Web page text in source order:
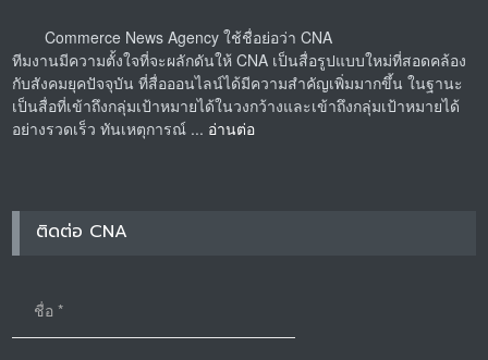
Commerce News Agency ใช้ชื่อย่อว่า CNA
ทีมงานมีความตั้งใจที่จะผลักดันให้ CNA เป็นสื่อรูปแบบใหม่ที่สอดคล้อง
กับสังคมยุคปัจจุบัน ที่สื่อออนไลน์ได้มีความสำคัญเพิ่มมากขึ้น ในฐานะ
เป็นสื่อที่เข้าถึงกลุ่มเป้าหมายได้ในวงกว้างและเข้าถึงกลุ่มเป้าหมายได้
อย่างรวดเร็ว ทันเหตุการณ์ ... อ่านต่อ
ติดต่อ CNA